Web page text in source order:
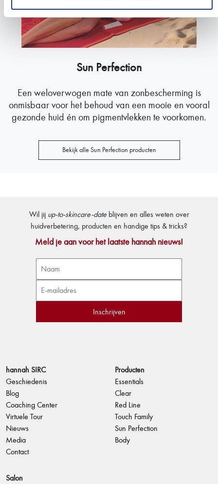
Sun Perfection
Een weloverwogen mate van zonbescherming is
onmisbaar voor het behoud van een mooie en vooral
gezonde huid én om pigmentvlekken te voorkomen.
Bekijk alle Sun Perfection producten
Wil jij up-to-skincare-dateblijven en alles weten over
huidverbetering, producten en handige tips & tricks?
Meld je aan voor het laatste hannah nieuws!
hannah SIRC
Geschiedenis
Blog
Coaching Center
Virtuele Tour
Nieuws
Media
Contact
Producten
Essentials
Clear
Red Line
Touch Family
Sun Perfection
Body
Salon